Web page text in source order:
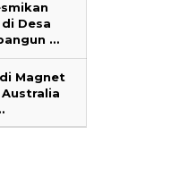
Desa
…
Magnet